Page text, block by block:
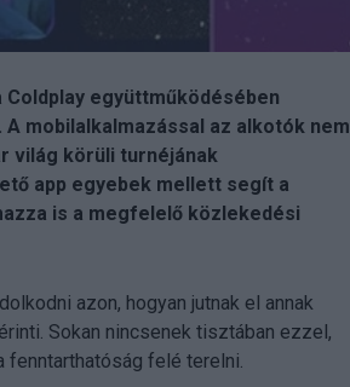
együttműködésében
mobilalkalmazással az alkotók nem
világ körüli turnéjának
app egyebek mellett segít a
is a megfelelő közlekedési
azon, hogyan jutnak el annak
Sokan nincsenek tisztában ezzel,
felé terelni.